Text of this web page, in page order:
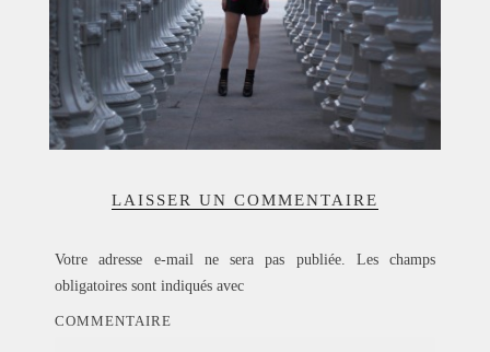
LAISSER UN COMMENTAIRE
Votre adresse e-mail ne sera pas publiée.
Les champs
obligatoires sont indiqués avec
COMMENTAIRE